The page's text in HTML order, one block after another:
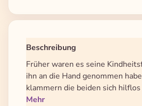
Beschreibung
Früher waren es seine
ihn an die Hand genommen
klammern die beiden sich
Mehr